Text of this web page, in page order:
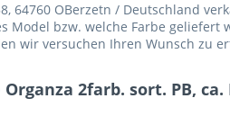
64760 OBerzetn / Deutschland
Model bzw. welche Farbe
wir versuchen Ihren Wunsch zu
2farb. sort. PB, ca.